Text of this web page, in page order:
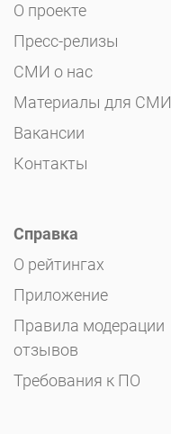
О проекте
Пресс-релизы
СМИ о нас
Материалы для СМИ
Вакансии
Контакты
Справка
О рейтингах
Приложение
Правила модерации
отзывов
Требования к ПО